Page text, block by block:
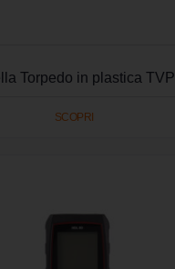
Torpedo in plastica TVP
SCOPRI